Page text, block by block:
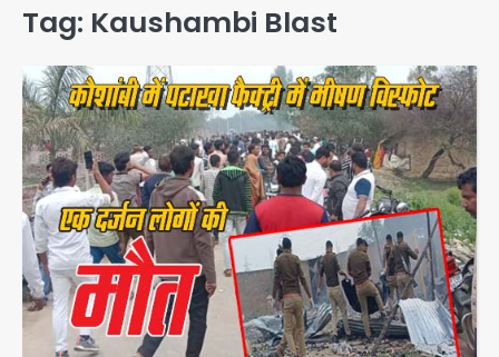
Tag: Kaushambi Blast
2
पुरा महादेव से बेटियों के स्वास्थ्य और सुरक्षा का
संदेश
Team JHJ
3
अब पहला स्थान हासिल करना लक्ष्य: डीएम
Team JHJ
28 साल बाद कानून के शिकंजे में आया हत्या का